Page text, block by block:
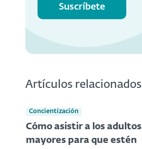
Suscríbete
Artículos relacionados
Concientización
Cómo asistir a los adultos
mayores para que estén